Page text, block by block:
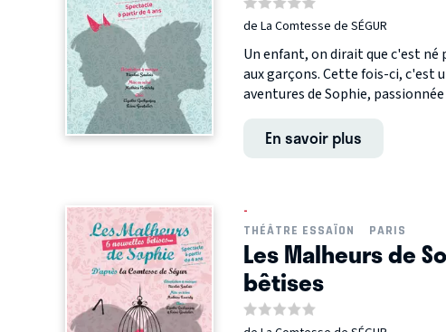
de La Comtesse de SÉGUR
Un enfant, on dirait que c'est né
aux garçons. Cette fois-ci, c'est
aventures de Sophie,
En savoir plus
-
THÉÂTRE ESSAÏON
PARIS
Les Malheurs de
bêtises